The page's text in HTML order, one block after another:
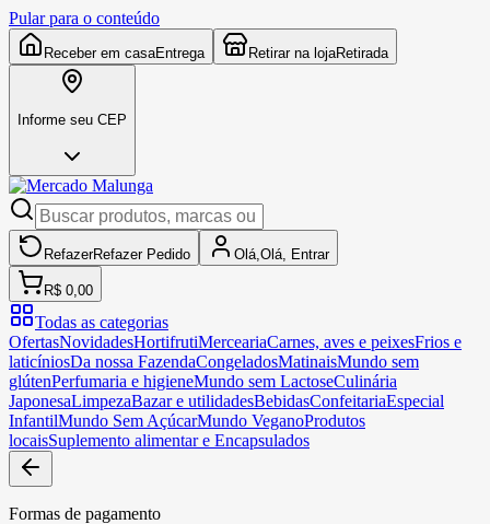
Pular para o conteúdo
Receber em casaEntrega Retirar na lojaRetirada
Informe seu CEP
RefazerRefazer Pedido Olá, Olá, Entrar
R$ 0,00
Todas as categorias
OfertasNovidadesHortifrutiMerceariaCarnes, aves e peixesFrios e
laticíniosDa nossa FazendaCongeladosMatinaisMundo sem
glútenPerfumaria e higieneMundo sem LactoseCulinária
JaponesaLimpezaBazar e utilidadesBebidasConfeitariaEspecial
InfantilMundo Sem AçúcarMundo VeganoProdutos
locaisSuplemento alimentar e Encapsulados
Formas de pagamento